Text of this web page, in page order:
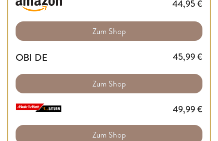
44,95€
Zum Shop
OBI DE 45,99€
Zum Shop
49,99€
Zum Shop